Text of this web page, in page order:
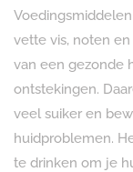
vette vis, noten
van een gezonde
ontstekingen.
veel suiker en
huidproblemen.
te drinken om je